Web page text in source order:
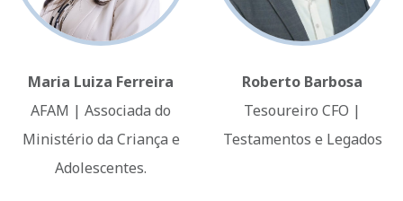
Maria Luiza Ferreira
AFAM | Associada do
Ministério da Criança e
Adolescentes.
Roberto Barbosa
Tesoureiro CFO |
Testamentos e Legados